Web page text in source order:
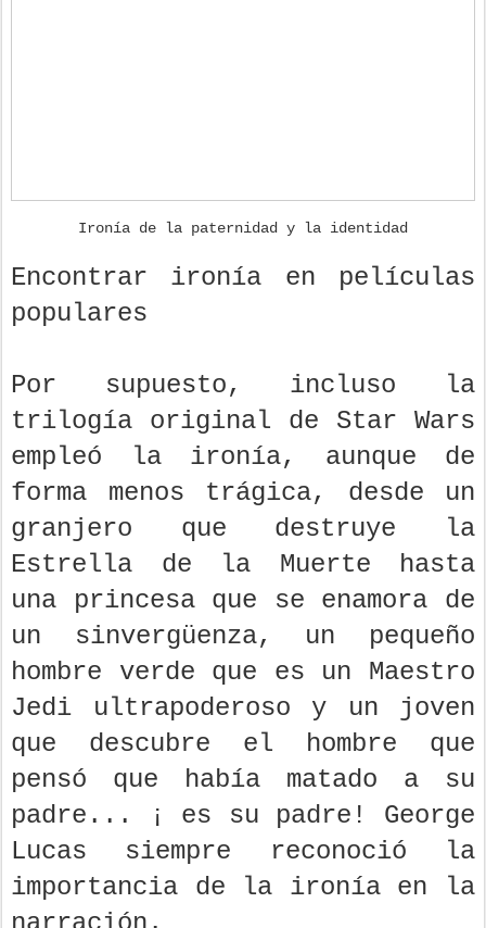
Ironía de la paternidad y la identidad
Encontrar ironía en películas
populares
Por supuesto, incluso la
trilogía original de Star Wars
empleó la ironía, aunque de
forma menos trágica, desde un
granjero que destruye la
Estrella de la Muerte hasta
una princesa que se enamora de
un sinvergüenza, un pequeño
hombre verde que es un Maestro
Jedi ultrapoderoso y un joven
que descubre el hombre que
pensó que había matado a su
padre... ¡ es su padre! George
Lucas siempre reconoció la
importancia de la ironía en la